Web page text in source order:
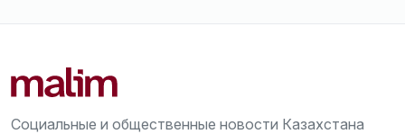
Социальные и общественные новости Казахстана